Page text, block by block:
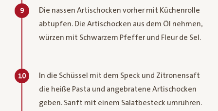
9
Die nassen Artischocken vorher mit Küchenrolle
abtupfen. Die Artischocken aus dem Öl nehmen,
würzen mit Schwarzem Pfeffer und Fleur de Sel.
10
In die Schüssel mit dem Speck und Zitronensaft
die heiße Pasta und angebratene Artischocken
geben. Sanft mit einem Salatbesteck umrühren.